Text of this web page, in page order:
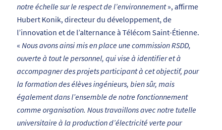
notre échelle sur le respect de l’environnement», affirme
Hubert Konik, directeur du développement, de
l’innovation et de l’alternance à Télécom Saint-Étienne.
« Nous avons ainsi mis en place une commission RSDD,
ouverte à tout le personnel, qui vise à identifier et à
accompagner des projets participant à cet objectif, pour
la formation des élèves ingénieurs, bien sûr, mais
également dans l’ensemble de notre fonctionnement
comme organisation. Nous travaillons avec notre tutelle
universitaire à la production d’électricité verte pour